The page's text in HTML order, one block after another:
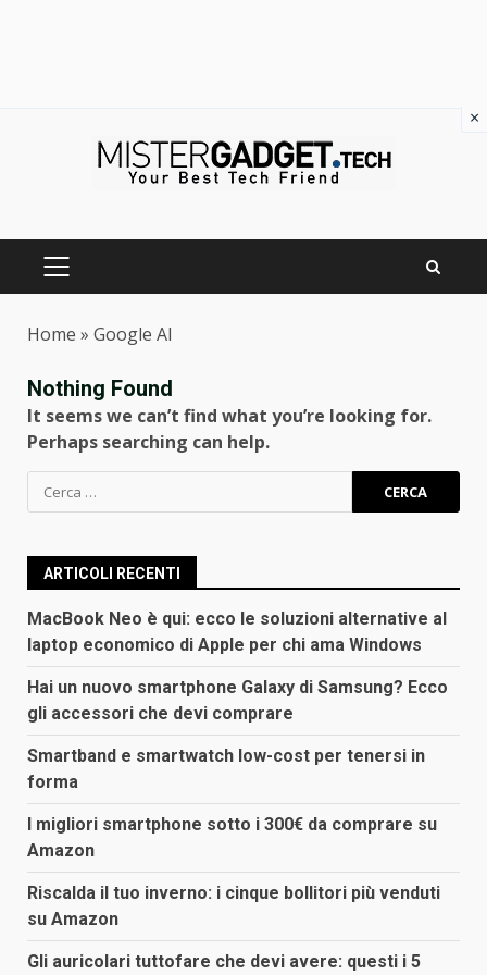
PRIMARY
Home » Google AI
Nothing Found
It seems we can’t find what you’re looking for.
Perhaps searching can help.
Ricerca
per:
ARTICOLI RECENTI
MacBook Neo è qui: ecco le soluzioni alternative al
laptop economico di Apple per chi ama Windows
Hai un nuovo smartphone Galaxy di Samsung? Ecco
gli accessori che devi comprare
Smartband e smartwatch low-cost per tenersi in
forma
I migliori smartphone sotto i 300€ da comprare su
Amazon
Riscalda il tuo inverno: i cinque bollitori più venduti
su Amazon
Gli auricolari tuttofare che devi avere: questi i 5
×